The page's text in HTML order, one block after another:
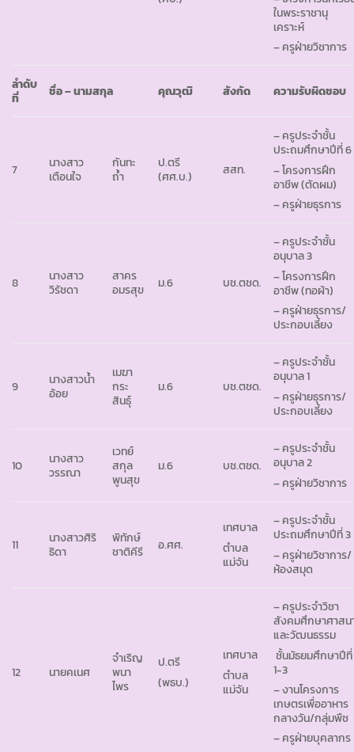
ในพระราชานุ
เคราะห์
– ครูฝ่ายวิชาการ
ลำดับ
ที่
ชื่อ – นามสกุล คุณวุฒิ สังกัด ความรับผิดชอบ
7
นางสาว
เตือนใจ
กันทะ
ถ้ำ
ป.ตรี
(ศศ.บ.)
สสท.
– ครูประจำชั้น
ประถมศึกษาปีที่ 6
– โครงการฝึก
อาชีพ (ตัดผม)
– ครูฝ่ายธุรการ
8
นางสาว
วิรัชดา
สาคร
อมรสุข
ม.6 บช.ตชด.
– ครูประจำชั้น
อนุบาล 3
– โครงการฝึก
อาชีพ (ทอผ้า)
– ครูฝ่ายธุรการ/
ประกอบเลี้ยง
9
นางสาวน้ำ
อ้อย
เมฆา
กระ
สินธุ์
ม.6 บช.ตชด.
– ครูประจำชั้น
อนุบาล 1
– ครูฝ่ายธุรการ/
ประกอบเลี้ยง
10
นางสาว
วรรณา
เวทย์
สกุล
พูนสุข
ม.6 บช.ตชด.
– ครูประจำชั้น
อนุบาล 2
– ครูฝ่ายวิชาการ
11
นางสาวศิริ
ธิดา
พิทักษ์
ชาติคีรี
อ.ศศ.
เทศบาล
ตำบล
แม่จัน
– ครูประจำชั้น
ประถมศึกษาปีที่ 3
– ครูฝ่ายวิชาการ/
ห้องสมุด
12 นายคเนศ
จำเริญ
พนา
ไพร
ป.ตรี
(พธบ.)
เทศบาล
ตำบล
แม่จัน
– ครูประจำวิชา
สังคมศึกษาศาสน
และวัฒนธรรม
ชั้นมัธยมศึกษาปีที่
1-3
– งานโครงการ
เกษตรเพื่ออาหาร
กลางวัน/กลุ่มพืช
– ครูฝ่ายบุคลากร